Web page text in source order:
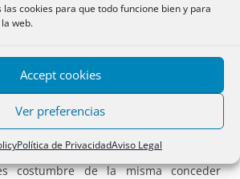
cookies para que todo funcione bien y para
web.
Accept cookies
Ver preferencias
Política de PrivacidadAviso Legal
consulta, en la cual se manifestó la
se identifique el convenio colectivo.
a la misma, resulta de interés
ser que se quieren incorporar a los
Kutxa. En relación con esta entidad,
costumbre de la misma conceder